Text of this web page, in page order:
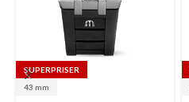
SUPERPRISER
43 mm